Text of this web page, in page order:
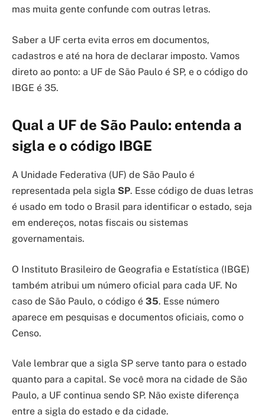
mas muita gente confunde com outras letras.
Saber a UF certa evita erros em documentos,
cadastros e até na hora de declarar imposto. Vamos
direto ao ponto: a UF de São Paulo é SP, e o código do
IBGE é 35.
Qual a UF de São Paulo: entenda a
sigla e o código IBGE
A Unidade Federativa (UF) de São Paulo é
representada pela sigla SP. Esse código de duas letras
é usado em todo o Brasil para identificar o estado, seja
em endereços, notas fiscais ou sistemas
governamentais.
O Instituto Brasileiro de Geografia e Estatística (IBGE)
também atribui um número oficial para cada UF. No
caso de São Paulo, o código é 35. Esse número
aparece em pesquisas e documentos oficiais, como o
Censo.
Vale lembrar que a sigla SP serve tanto para o estado
quanto para a capital. Se você mora na cidade de São
Paulo, a UF continua sendo SP. Não existe diferença
entre a sigla do estado e da cidade.